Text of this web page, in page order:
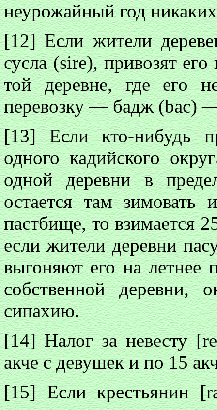
неурожайный год
[12] Если жители
сусла (sire), привозят
той деревне, где его
перевозку — бадж (bac)
[13] Если кто-нибудь
одного кадийского
одной деревни в
остается там зимовать
пастбище, то взимается
если жители деревни
выгоняют его на летнее
собственной деревни,
сипахию.
[14] Налог за невесту
акче с девушек и по 15
[15] Если крестьянин